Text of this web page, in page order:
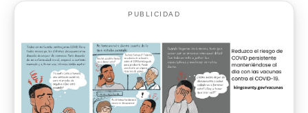
PUBLICIDAD